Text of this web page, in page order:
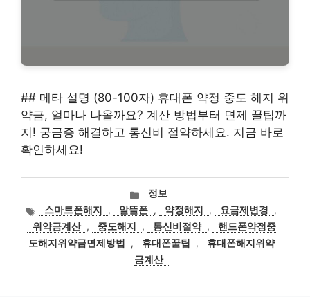
## 메타 설명 (80-100자) 휴대폰 약정 중도 해지 위
약금, 얼마나 나올까요? 계산 방법부터 면제 꿀팁까
지! 궁금증 해결하고 통신비 절약하세요. 지금 바로
확인하세요!
카
테
고
리
정보
태
그
스마트폰해지 , 알뜰폰 , 약정해지 , 요금제변경
,
위약금계산 , 중도해지 , 통신비절약 ,
핸드폰약정중
도해지위약금면제방법
, 휴대폰꿀팁 ,
휴대폰해지위약
금계산